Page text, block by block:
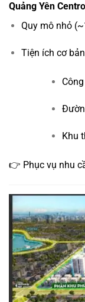
Quảng Yên Centro
Quy mô nhỏ
Tiện ích cơ
Khu
👉 Phục vụ nhu